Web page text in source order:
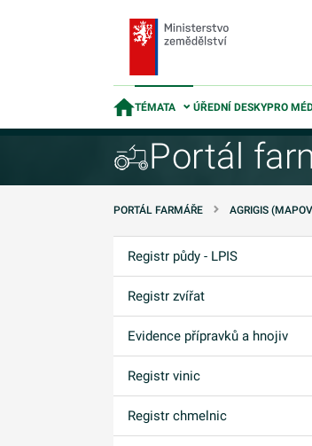
TÉMATA ÚŘEDNÍ DESKYPRO
Portál
PORTÁL FARMÁŘE AGRIGIS
Registr půdy - LPIS
Registr zvířat
Evidence přípravků a hnojiv
Registr vinic
Registr chmelnic